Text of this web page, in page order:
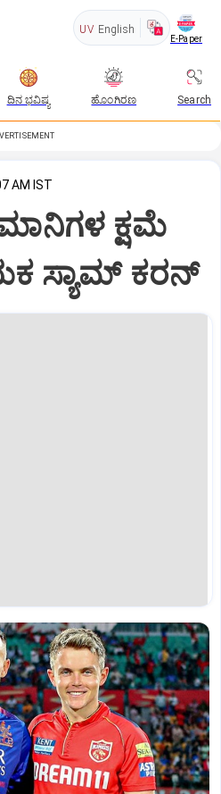
UV English
E-Paper
ದಿನ ಭವಿಷ್ಯ ಹೊಂಗಿರಣ Search
AM IST
ಕ್ಷಮೆ
ಸ್ಯಾಮ್‌ ಕರನ್‌